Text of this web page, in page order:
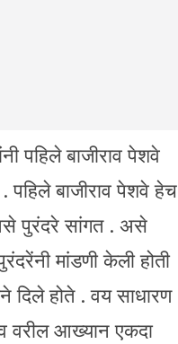
पहिले बाजीराव पेशवे
पहिले बाजीराव पेशवे हेच
पुरंदरे सांगत . असे
मांडणी केली होती
दिले होते . वय साधारण
वरील आख्यान एकदा